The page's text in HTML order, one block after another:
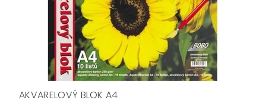
AKVARELOVÝ BLOK A4